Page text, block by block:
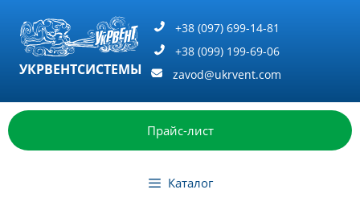
содержимому
УКРВЕНТСИСТЕМЫ
+38 (097) 699-14-81
+38 (099) 199-69-06
zavod@ukrvent.com
Прайс-лист
Каталог